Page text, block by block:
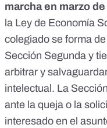
marcha en marzo
la Ley de Economía
colegiado se forma
Sección Segunda y
arbitrar y
intelectual. La
ante la queja o la
interesado en el